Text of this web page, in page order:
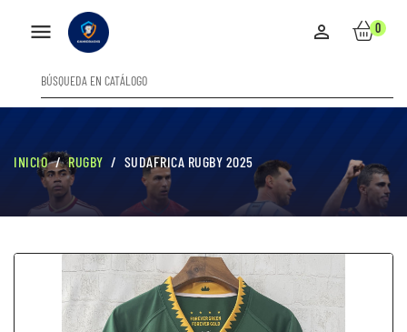
 0

INICIO RUGBY SUDAFRICA RUGBY 2025